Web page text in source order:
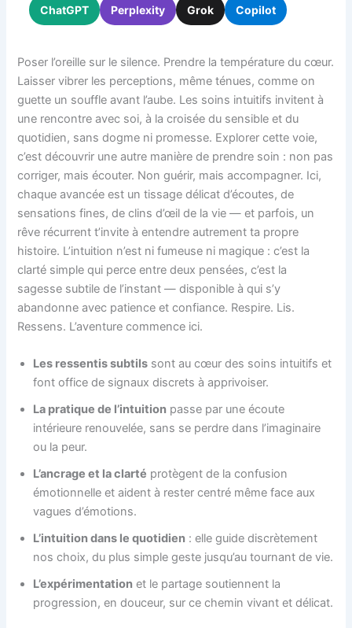
ChatGPT Perplexity Grok Copilot
Poser l’oreille sur le silence. Prendre la température du cœur.
Laisser vibrer les perceptions, même ténues, comme on
guette un souffle avant l’aube. Les soins intuitifs invitent à
une rencontre avec soi, à la croisée du sensible et du
quotidien, sans dogme ni promesse. Explorer cette voie,
c’est découvrir une autre manière de prendre soin : non pas
corriger, mais écouter. Non guérir, mais accompagner. Ici,
chaque avancée est un tissage délicat d’écoutes, de
sensations fines, de clins d’œil de la vie — et parfois, un
rêve récurrent t’invite à entendre autrement ta propre
histoire. L’intuition n’est ni fumeuse ni magique : c’est la
clarté simple qui perce entre deux pensées, c’est la
sagesse subtile de l’instant — disponible à qui s’y
abandonne avec patience et confiance. Respire. Lis.
Ressens. L’aventure commence ici.
Les ressentis subtils sont au cœur des soins intuitifs et
font office de signaux discrets à apprivoiser.
La pratique de l’intuition passe par une écoute
intérieure renouvelée, sans se perdre dans l’imaginaire
ou la peur.
L’ancrage et la clarté protègent de la confusion
émotionnelle et aident à rester centré même face aux
vagues d’émotions.
L’intuition dans le quotidien : elle guide discrètement
nos choix, du plus simple geste jusqu’au tournant de vie.
L’expérimentation et le partage soutiennent la
progression, en douceur, sur ce chemin vivant et délicat.